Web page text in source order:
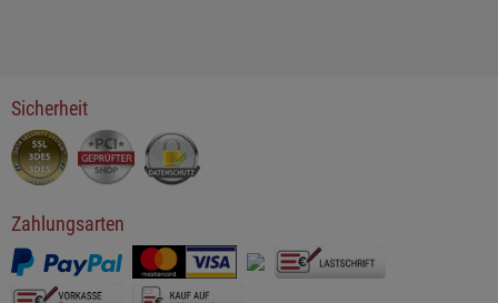
Sicherheit
Zahlungsarten